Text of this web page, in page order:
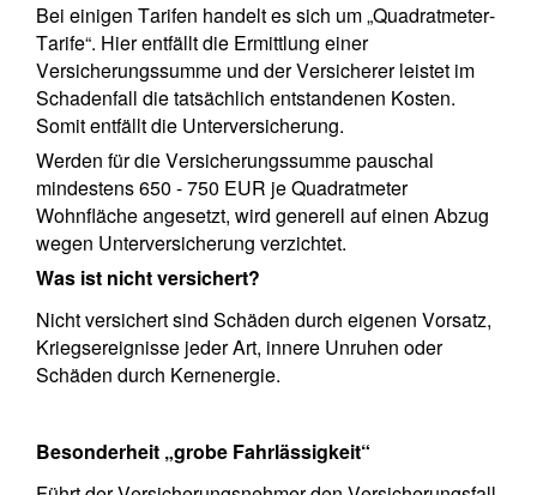
Bei einigen Tarifen handelt es sich um „Quadratmeter-
Tarife“. Hier entfällt die Ermittlung einer
Versicherungssumme und der Versicherer leistet im
Schadenfall die tatsächlich entstandenen Kosten.
Somit entfällt die Unterversicherung.
Werden für die Versicherungssumme pauschal
mindestens 650 - 750 EUR je Quadratmeter
Wohnfläche angesetzt, wird generell auf einen Abzug
wegen Unterversicherung verzichtet.
Was ist nicht versichert?
Nicht versichert sind Schäden durch eigenen Vorsatz,
Kriegsereignisse jeder Art, innere Unruhen oder
Schäden durch Kernenergie.
Besonderheit „grobe Fahrlässigkeit“